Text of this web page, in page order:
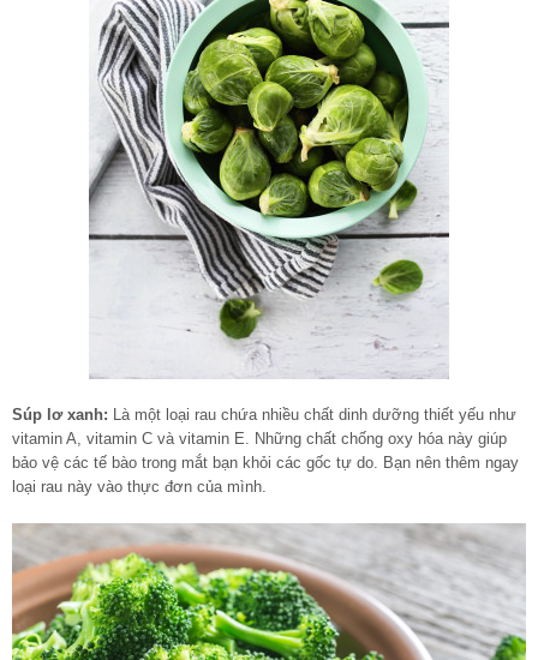
Súp lơ xanh: Là một loại rau chứa nhiều chất dinh dưỡng thiết yếu như
vitamin A, vitamin C và vitamin E. Những chất chống oxy hóa này giúp
bảo vệ các tế bào trong mắt bạn khỏi các gốc tự do. Bạn nên thêm ngay
loại rau này vào thực đơn của mình.